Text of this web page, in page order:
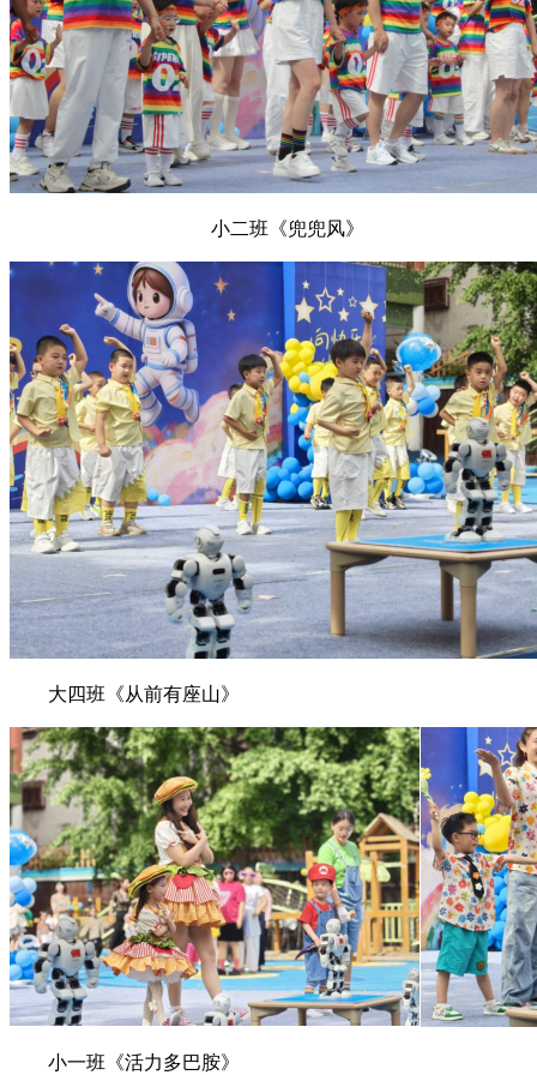
小二班《兜兜风》
大四班《从前有座山》
小一班《活力多巴胺》